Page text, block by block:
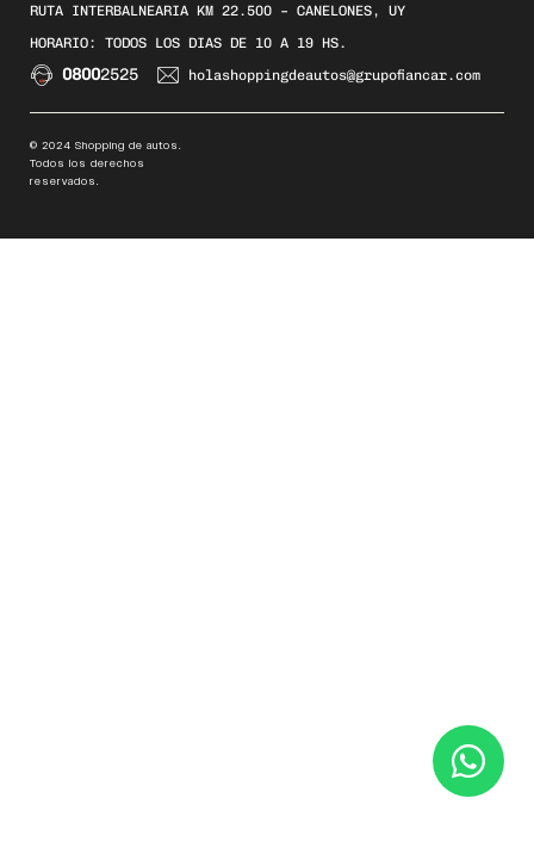
RUTA INTERBALNEARIA KM 22.500 – CANELONES, UY
HORARIO: TODOS LOS DIAS DE 10 A 19 HS.
08002525 holashoppingdeautos@grupofiancar.com
© 2024 Shopping de autos.
Todos los derechos
reservados.